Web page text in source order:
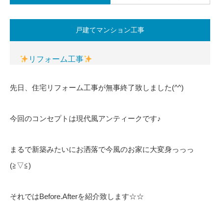
戸建てマンション工事
リフォーム工事
先日、住宅リフォーム工事が無事終了致しました(^^)
今回のコンセプトは現代風アンティークです♪
まるで新築みたいにお洒落で今風のお家に大変身っっっ
(≧▽≦)
それではBefore.Afterを紹介致します☆☆